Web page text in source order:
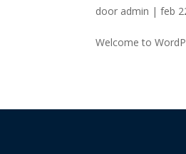
door admin |feb
Welcome to